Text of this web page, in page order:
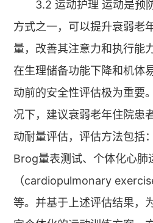
3.2 运动护理 运动是预
方式之一，可以提升衰弱老
量，改善其注意力和执行能
在生理储备功能下降和机体
动前的安全性评估极为重要
况下，建议衰弱老年住院患
动耐量评估，评估方法包括
Brog量表测试、个体化心肺
（cardiopulmonary
等。并基于上述评估结果，